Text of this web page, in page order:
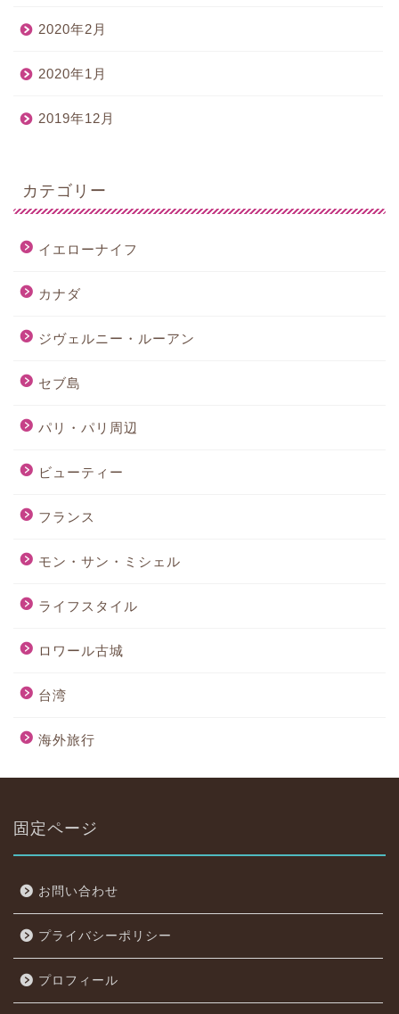
2020年2月
2020年1月
2019年12月
カテゴリー
イエローナイフ
カナダ
ジヴェルニー・ルーアン
セブ島
パリ・パリ周辺
ビューティー
フランス
モン・サン・ミシェル
ライフスタイル
ロワール古城
台湾
海外旅行
固定ページ
お問い合わせ
プライバシーポリシー
プロフィール